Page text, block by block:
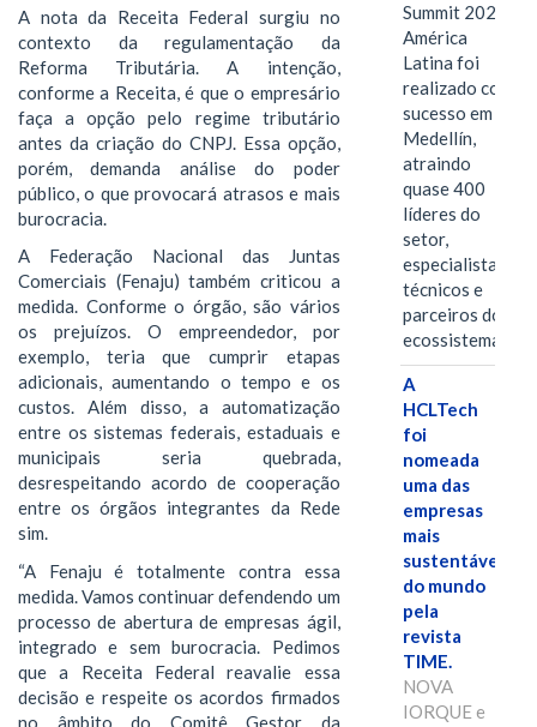
A nota da Receita Federal surgiu no
contexto da regulamentação da
Reforma Tributária. A intenção,
conforme a Receita, é que o empresário
faça a opção pelo regime tributário
antes da criação do CNPJ. Essa opção,
porém, demanda análise do poder
público, o que provocará atrasos e mais
burocracia.
A Federação Nacional das Juntas
Comerciais (Fenaju) também criticou a
medida. Conforme o órgão, são vários
os prejuízos. O empreendedor, por
exemplo, teria que cumprir etapas
adicionais, aumentando o tempo e os
custos. Além disso, a automatização
entre os sistemas federais, estaduais e
municipais seria quebrada,
desrespeitando acordo de cooperação
entre os órgãos integrantes da Rede
sim.
“A Fenaju é totalmente contra essa
medida. Vamos continuar defendendo um
processo de abertura de empresas ágil,
integrado e sem burocracia. Pedimos
que a Receita Federal reavalie essa
decisão e respeite os acordos firmados
no âmbito do Comitê Gestor da
Summit 2026
América
Latina foi
realizado com
sucesso em
Medellín,
atraindo
quase 400
líderes do
setor,
especialistas
técnicos e
parceiros do
ecossistema.…
A
HCLTech
foi
nomeada
uma das
empresas
mais
sustentáveis
do mundo
pela
revista
TIME.
NOVA
IORQUE e